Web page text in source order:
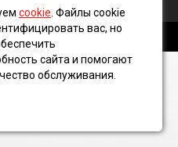
компания, 2016 ©
cookie . Файлы cookie
вас, но
сайта и помогают
обслуживания.